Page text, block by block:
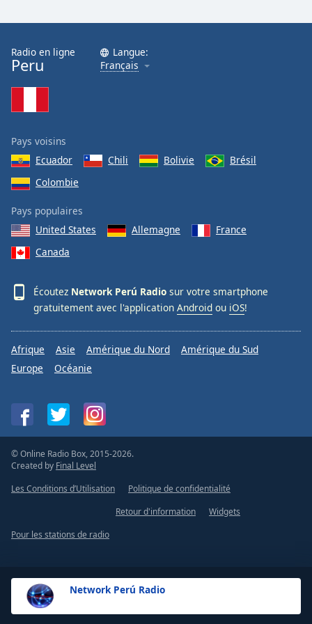
Caption
Area
Background
Opacity
Font
Text
Edge
Reset
Modal
Dialog
End
dialog
window.
Network Perú Radio
Radio en ligne
Peru
Langue:
Français
Pays voisins
Ecuador
Chili Bolivie
Brésil
Colombie
Pays populaires
United States
Allemagne
France
Canada
Écoutez Network Perú Radio sur votre smartphone
gratuitement avec l'application Android ou iOS!
Afrique Asie Amérique du Nord
Amérique du Sud
Europe
Océanie
© Online Radio Box, 2015-2026.
Created by Final Level
Les Conditions d’Utilisation
Politique de confidentialité
Retour d'information
Widgets
Pour les stations de radio